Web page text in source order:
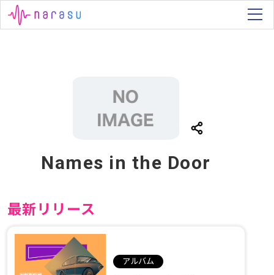
Names in the Door
最新リリース
アルバム